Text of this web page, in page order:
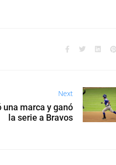
Next
marca y ganó
la serie a Bravos